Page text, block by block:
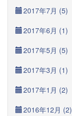
2017年7月 (5)
2017年6月 (1)
2017年5月 (5)
2017年3月 (1)
2017年1月 (2)
2016年12月 (2)